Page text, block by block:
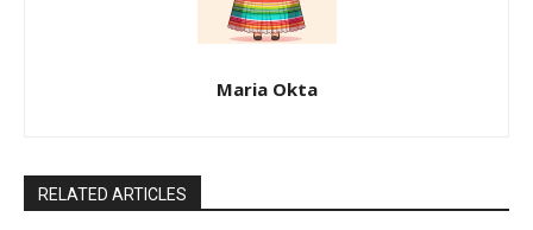
Maria Okta
RELATED ARTICLES